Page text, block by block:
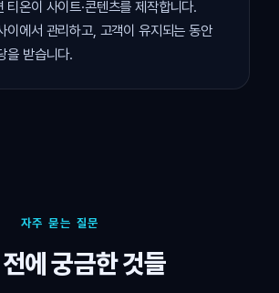
티온이 사이트·콘텐츠를 제작합니다.
이에서 관리하고, 고객이 유지되는 동안
을 받습니다.
자주 묻는 질문
에 궁금한 것들